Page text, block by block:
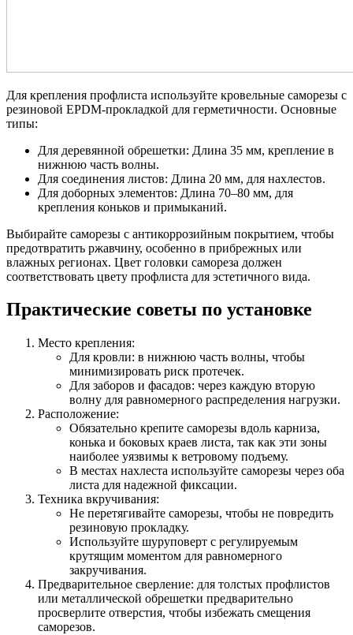
Для крепления профлиста используйте кровельные саморезы с
резиновой EPDM-прокладкой для герметичности. Основные
типы:
Для деревянной обрешетки: Длина 35 мм, крепление в
нижнюю часть волны.
Для соединения листов: Длина 20 мм, для нахлестов.
Для доборных элементов: Длина 70–80 мм, для
крепления коньков и примыканий.
Выбирайте саморезы с антикоррозийным покрытием, чтобы
предотвратить ржавчину, особенно в прибрежных или
влажных регионах. Цвет головки самореза должен
соответствовать цвету профлиста для эстетичного вида.
Практические советы по установке
Место крепления:
Для кровли: в нижнюю часть волны, чтобы
минимизировать риск протечек.
Для заборов и фасадов: через каждую вторую
волну для равномерного распределения нагрузки.
Расположение:
Обязательно крепите саморезы вдоль карниза,
конька и боковых краев листа, так как эти зоны
наиболее уязвимы к ветровому подъему.
В местах нахлеста используйте саморезы через оба
листа для надежной фиксации.
Техника вкручивания:
Не перетягивайте саморезы, чтобы не повредить
резиновую прокладку.
Используйте шуруповерт с регулируемым
крутящим моментом для равномерного
закручивания.
Предварительное сверление: для толстых профлистов
или металлической обрешетки предварительно
просверлите отверстия, чтобы избежать смещения
саморезов.